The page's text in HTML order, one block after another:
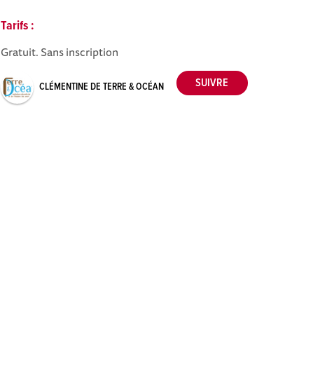
Tarifs :
Gratuit. Sans inscription
CLÉMENTINE DE TERRE & OCÉAN